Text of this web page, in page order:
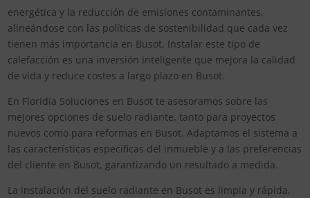
energética y la reducción de emisiones contaminantes,
alineándose con las políticas de sostenibilidad que cada vez
tienen más importancia en Busot. Instalar este tipo de
calefacción es una inversión inteligente que mejora la calidad
de vida y reduce costes a largo plazo en Busot.
En Floridia Soluciones en Busot te asesoramos sobre las
mejores opciones de suelo radiante, tanto para proyectos
nuevos como para reformas en Busot. Adaptamos el sistema a
las características específicas del inmueble y a las preferencias
del cliente en Busot, garantizando un resultado a medida.
La instalación del suelo radiante en Busot es limpia y rápida,